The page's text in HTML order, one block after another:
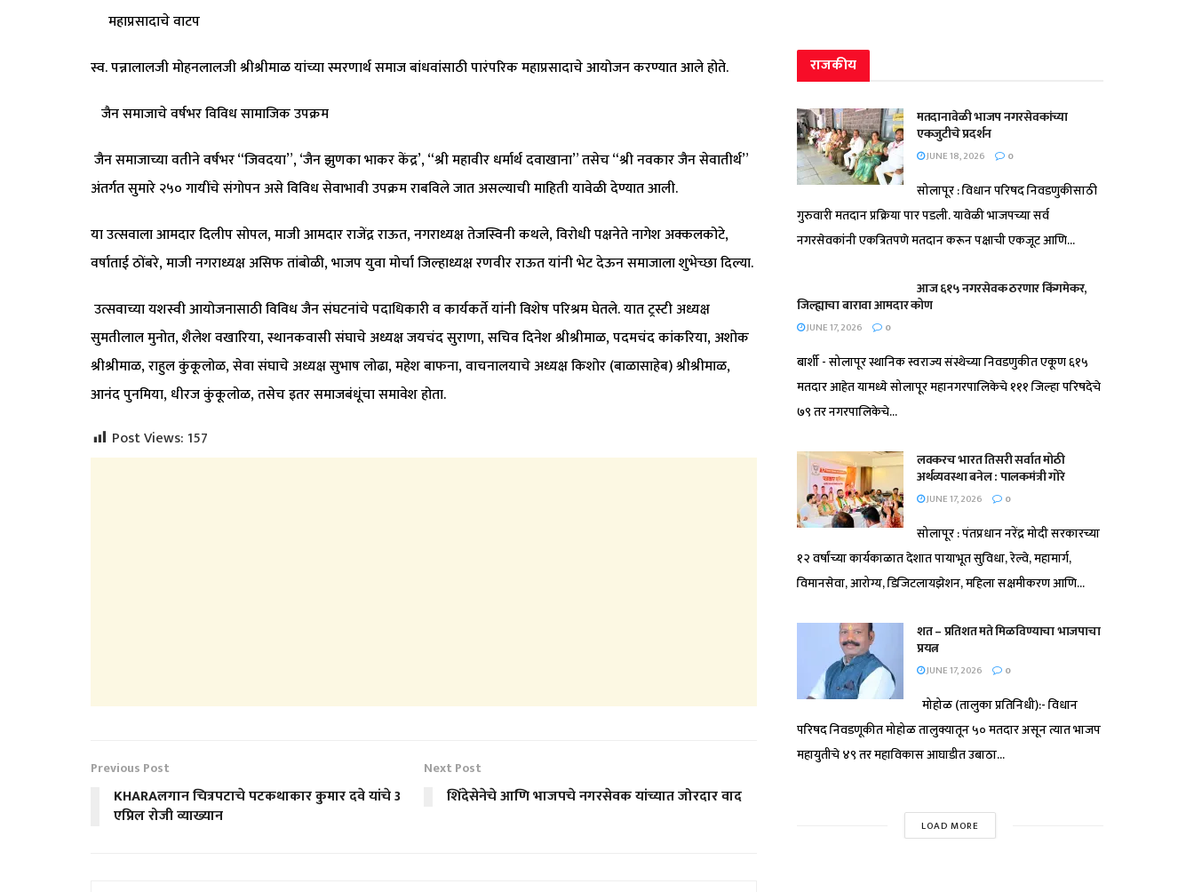
महाप्रसादाचे वाटप
स्व. पन्नालालजी मोहनलालजी श्रीश्रीमाळ यांच्या स्मरणार्थ समाज बांधवांसाठी पारंपरिक महाप्रसादाचे आयोजन करण्यात आले होते.
जैन समाजाचे वर्षभर विविध सामाजिक उपक्रम
जैन समाजाच्या वतीने वर्षभर “जिवदया”, ‘जैन झुणका भाकर केंद्र’, “श्री महावीर धर्मार्थ दवाखाना” तसेच “श्री नवकार जैन सेवातीर्थ”
अंतर्गत सुमारे २५० गायींचे संगोपन असे विविध सेवाभावी उपक्रम राबविले जात असल्याची माहिती यावेळी देण्यात आली.
या उत्सवाला आमदार दिलीप सोपल, माजी आमदार राजेंद्र राऊत, नगराध्यक्ष तेजस्विनी कथले, विरोधी पक्षनेते नागेश अक्कलकोटे,
वर्षाताई ठोंबरे, माजी नगराध्यक्ष असिफ तांबोळी, भाजप युवा मोर्चा जिल्हाध्यक्ष रणवीर राऊत यांनी भेट देऊन समाजाला शुभेच्छा दिल्या.
उत्सवाच्या यशस्वी आयोजनासाठी विविध जैन संघटनांचे पदाधिकारी व कार्यकर्ते यांनी विशेष परिश्रम घेतले. यात ट्रस्टी अध्यक्ष
सुमतीलाल मुनोत, शैलेश वखारिया, स्थानकवासी संघाचे अध्यक्ष जयचंद सुराणा, सचिव दिनेश श्रीश्रीमाळ, पदमचंद कांकरिया, अशोक
श्रीश्रीमाळ, राहुल कुंकूलोळ, सेवा संघाचे अध्यक्ष सुभाष लोढा, महेश बाफना, वाचनालयाचे अध्यक्ष किशोर (बाळासाहेब) श्रीश्रीमाळ,
आनंद पुनमिया, धीरज कुंकूलोळ, तसेच इतर समाजबंधूंचा समावेश होता.
Post Views: 157
Previous Post
KHARAलगान चित्रपटाचे पटकथाकार कुमार दवे यांचे 3
एप्रिल रोजी व्याख्यान
Next Post
शिंदेसेनेचे आणि भाजपचे नगरसेवक यांच्यात जोरदार वाद
राजकीय
मतदानावेळी भाजप नगरसेवकांच्या
एकजुटीचे प्रदर्शन
JUNE 18, 2026 0
सोलापूर : विधान परिषद निवडणुकीसाठी
गुरुवारी मतदान प्रक्रिया पार पडली. यावेळी भाजपच्या सर्व
नगरसेवकांनी एकत्रितपणे मतदान करून पक्षाची एकजूट आणि...
आज ६१५ नगरसेवक ठरणार किंगमेकर,
जिल्ह्याचा बारावा आमदार कोण
JUNE 17, 2026 0
बार्शी - सोलापूर स्थानिक स्वराज्य संस्थेच्या निवडणुकीत एकूण ६१५
मतदार आहेत यामध्ये सोलापूर महानगरपालिकेचे १११ जिल्हा परिषदेचे
७९ तर नगरपालिकेचे...
लवकरच भारत तिसरी सर्वात मोठी
अर्थव्यवस्था बनेल : पालकमंत्री गोरे
JUNE 17, 2026 0
सोलापूर : पंतप्रधान नरेंद्र मोदी सरकारच्या
१२ वर्षांच्या कार्यकाळात देशात पायाभूत सुविधा, रेल्वे, महामार्ग,
विमानसेवा, आरोग्य, डिजिटलायझेशन, महिला सक्षमीकरण आणि...
शत – प्रतिशत मते मिळविण्याचा भाजपाचा
प्रयत्न
JUNE 17, 2026 0
मोहोळ (तालुका प्रतिनिधी):- विधान
परिषद निवडणूकीत मोहोळ तालुक्यातून ५० मतदार असून त्यात भाजप
महायुतीचे ४९ तर महाविकास आघाडीत उबाठा...
LOAD MORE